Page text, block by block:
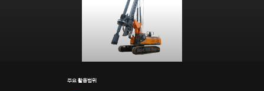
주요 활용범위